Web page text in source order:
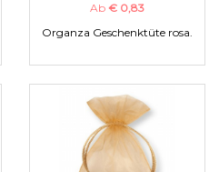
Ab € 0,83
Organza Geschenktüte rosa.